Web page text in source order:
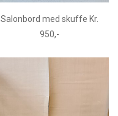
Salonbord med skuffe Kr.
950,-